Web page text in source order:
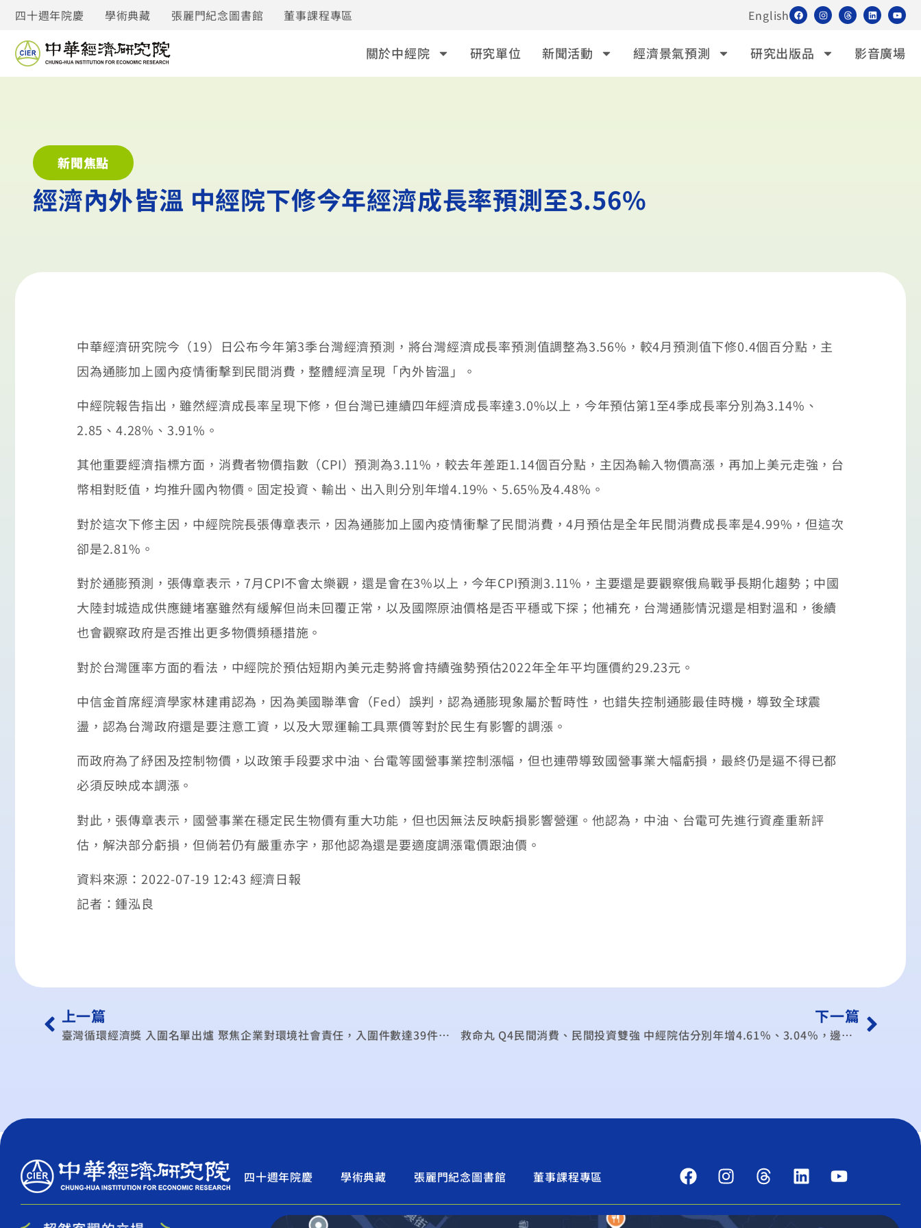
四十週年院慶 學術典藏 張麗門紀念圖書館 董事課程專區 English
關於中經院 研究單位 新聞活動 經濟景氣預測 研究出版品 影音廣場
新聞焦點
經濟內外皆溫 中經院下修今年經濟成長率預測至3.56%
中華經濟研究院今（19）日公布今年第3季台灣經濟預測，將台灣經濟成長率預測值調整為3.56%，較4月預測值下修0.4個百分點，主
因為通膨加上國內疫情衝擊到民間消費，整體經濟呈現「內外皆溫」。
中經院報告指出，雖然經濟成長率呈現下修，但台灣已連續四年經濟成長率達3.0%以上，今年預估第1至4季成長率分別為3.14%、
2.85、4.28%、3.91%。
其他重要經濟指標方面，消費者物價指數（CPI）預測為3.11%，較去年差距1.14個百分點，主因為輸入物價高漲，再加上美元走強，台
幣相對貶值，均推升國內物價。固定投資、輸出、出入則分別年增4.19%、5.65%及4.48%。
對於這次下修主因，中經院院長張傳章表示，因為通膨加上國內疫情衝擊了民間消費，4月預估是全年民間消費成長率是4.99%，但這次
卻是2.81%。
對於通膨預測，張傳章表示，7月CPI不會太樂觀，還是會在3%以上，今年CPI預測3.11%，主要還是要觀察俄烏戰爭長期化趨勢；中國
大陸封城造成供應鏈堵塞雖然有緩解但尚未回覆正常，以及國際原油價格是否平穩或下探；他補充，台灣通膨情況還是相對溫和，後續
也會觀察政府是否推出更多物價頻穩措施。
對於台灣匯率方面的看法，中經院於預估短期內美元走勢將會持續強勢預估2022年全年平均匯價約29.23元。
中信金首席經濟學家林建甫認為，因為美國聯準會（Fed）誤判，認為通膨現象屬於暫時性，也錯失控制通膨最佳時機，導致全球震
盪，認為台灣政府還是要注意工資，以及大眾運輸工具票價等對於民生有影響的調漲。
而政府為了紓困及控制物價，以政策手段要求中油、台電等國營事業控制漲幅，但也連帶導致國營事業大幅虧損，最終仍是逼不得已都
必須反映成本調漲。
對此，張傳章表示，國營事業在穩定民生物價有重大功能，但也因無法反映虧損影響營運。他認為，中油、台電可先進行資產重新評
估，解決部分虧損，但倘若仍有嚴重赤字，那他認為還是要適度調漲電價跟油價。
資料來源：2022-07-19 12:43 經濟日報
記者：鍾泓良
上一篇
臺灣循環經濟獎 入圍名單出爐 聚焦企業對環境社會責任，入圍件數達39件，8月公布決選名單
下一篇
救命丸 Q4民間消費、民間投資雙強 中經院估分別年增4.61％、3.04％，邊境管制放寬、選舉將帶來新動能
四十週年院慶 學術典藏 張麗門紀念圖書館 董事課程專區